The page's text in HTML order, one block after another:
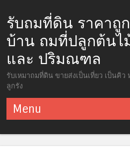
รับถมที่ดิน ราคาถู
บ้าน ถมที่ปลูกต้นไ
และ ปริมณฑล
รับเหมาถมที่ดิน ขายส่งเป็นเที่ยว เป็นคิ
ลูกรัง
Menu